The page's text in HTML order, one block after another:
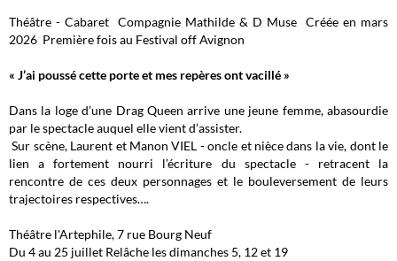
Théâtre - Cabaret Compagnie Mathilde & D Muse Créée en mars
2026 Première fois au Festival off Avignon
« J’ai poussé cette porte et mes repères ont vacillé »
Dans la loge d’une Drag Queen arrive une jeune femme, abasourdie
par le spectacle auquel elle vient d’assister.
Sur scène, Laurent et Manon VIEL - oncle et nièce dans la vie, dont le
lien a fortement nourri l’écriture du spectacle - retracent la
rencontre de ces deux personnages et le bouleversement de leurs
trajectoires respectives….
Théâtre l'Artephile, 7 rue Bourg Neuf
Du 4 au 25 juillet Relâche les dimanches 5, 12 et 19